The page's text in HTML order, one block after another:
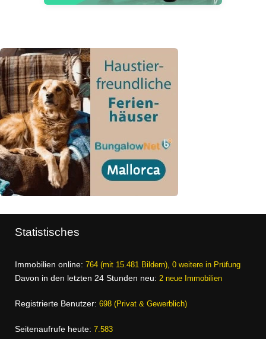
Statistisches
Immobilien online: 764 (mit 15.481 Bildern), 0 weitere in Prüfung
Davon in den letzten 24 Stunden neu: 2 neue Immobilien
Registrierte Benutzer: 698 (Privat & Gewerblich)
Seitenaufrufe heute: 7.583